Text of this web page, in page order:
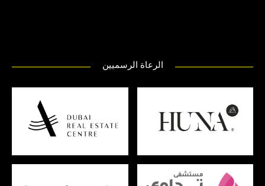
الرعاة الرسميين